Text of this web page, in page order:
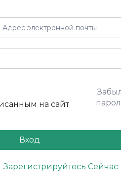
на сайт
Вход
Зарегистрируйтесь Сейчас